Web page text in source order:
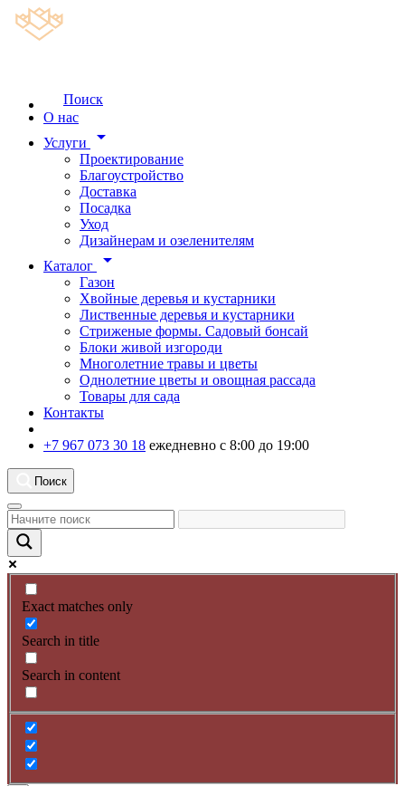
Поиск
О нас
Услуги
arrow_drop_down
Проектирование
Благоустройство
Доставка
Посадка
Уход
Дизайнерам и озеленителям
Каталог
arrow_drop_down
Газон
Хвойные деревья и кустарники
Лиственные деревья и кустарники
Стриженые формы. Садовый бонсай
Блоки живой изгороди
Многолетние травы и цветы
Однолетние цветы и овощная рассада
Товары для сада
Контакты
+7 967 073 30 18 ежедневно с 8:00 до 19:00
Поиск
Exact matches only
Search in title
Search in content